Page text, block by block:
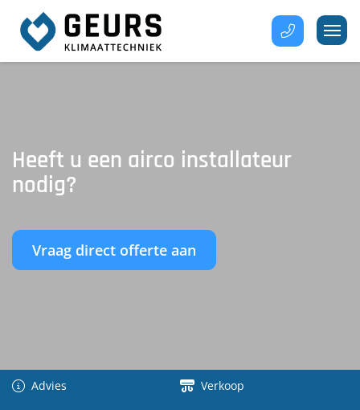
Heeft u een airco installateur
nodig?
Vraag direct offerte aan
Advies Verkoop